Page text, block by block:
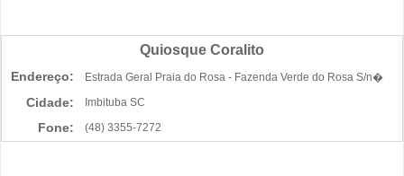
Quiosque Coralito
Endereço: Estrada Geral Praia do Rosa - Fazenda Verde do Rosa S/n�
Cidade: Imbituba SC
Fone: (48) 3355-7272